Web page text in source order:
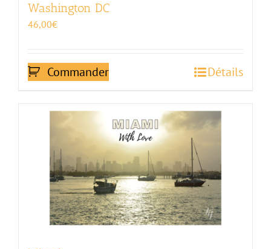
Washington DC
46,00€
Commander Détails